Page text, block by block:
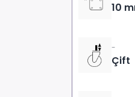
10
-
Çift